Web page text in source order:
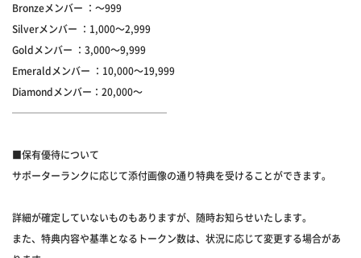
Bronzeメンバー ：～999
Silverメンバー ：1,000～2,999
Goldメンバー ：3,000～9,999
Emeraldメンバー ：10,000～19,999
Diamondメンバー：20,000～
────────────────
■保有優待について
サポーターランクに応じて添付画像の通り特典を受けることができます。
詳細が確定していないものもありますが、随時お知らせいたします。
また、特典内容や基準となるトークン数は、状況に応じて変更する場合があ